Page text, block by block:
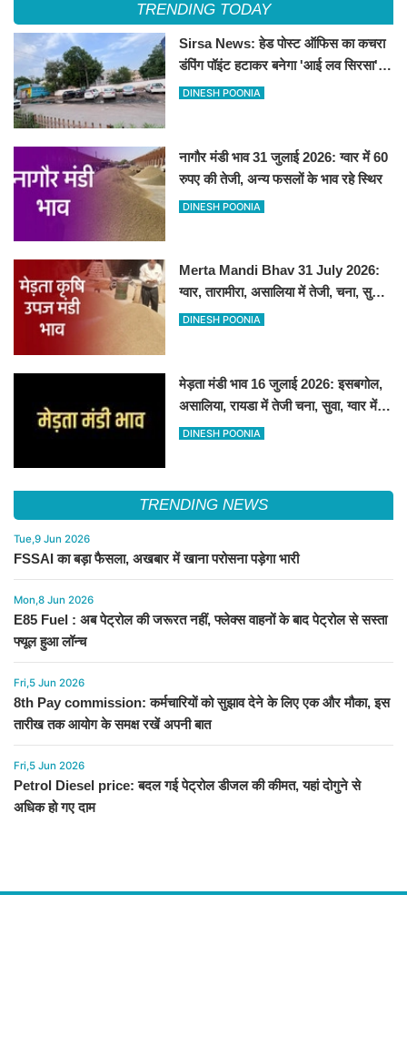
TRENDING TODAY
Sirsa News: हेड पोस्ट ऑफिस का कचरा
डंपिंग पॉइंट हटाकर बनेगा 'आई लव सिरसा'
सेल्फी पॉइंट
DINESH POONIA
नागौर मंडी भाव 31 जुलाई 2026: ग्वार में 60
रुपए की तेजी, अन्य फसलों के भाव रहे स्थिर
DINESH POONIA
Merta Mandi Bhav 31 July 2026:
ग्वार, तारामीरा, असालिया में तेजी, चना, सुवा,
रायड़ा मंदे बिके
DINESH POONIA
मेड़ता मंडी भाव 16 जुलाई 2026: इसबगोल,
असालिया, रायडा में तेजी चना, सुवा, ग्वार में
आई गिरावट
DINESH POONIA
TRENDING NEWS
Tue,9 Jun 2026
FSSAI का बड़ा फैसला, अखबार में खाना परोसना पड़ेगा भारी
Mon,8 Jun 2026
E85 Fuel : अब पेट्रोल की जरूरत नहीं, फ्लेक्स वाहनों के बाद पेट्रोल से सस्ता
फ्यूल हुआ लॉन्च
Fri,5 Jun 2026
8th Pay commission: कर्मचारियों को सुझाव देने के लिए एक और मौका, इस
तारीख तक आयोग के समक्ष रखें अपनी बात
Fri,5 Jun 2026
Petrol Diesel price: बदल गई पेट्रोल डीजल की कीमत, यहां दोगुने से
अधिक हो गए दाम